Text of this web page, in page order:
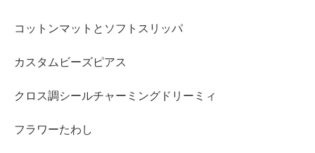
コットンマットとソフトスリッパ
カスタムビーズピアス
クロス調シールチャーミングドリーミィ
フラワーたわし